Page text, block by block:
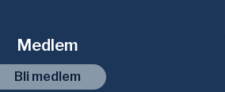
Medlem
Bli medlem